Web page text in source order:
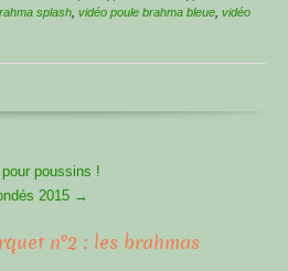
splash vidéo poule brahma bleue vidéo
poussins !
2015 →
n°2 : les brahmas